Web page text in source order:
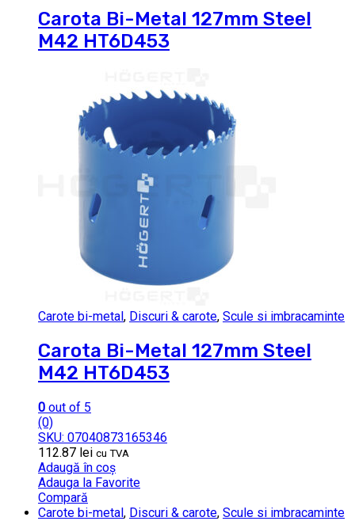
Carota Bi-Metal 127mm Steel
M42 HT6D453
Carote bi-metal, Discuri & carote, Scule si imbracaminte
Carota Bi-Metal 127mm Steel
M42 HT6D453
0 out of 5
(0)
SKU: 07040873165346
112.87 lei cu TVA
Adaugă în coș
Adauga la Favorite
Compară
Carote bi-metal, Discuri & carote, Scule si imbracaminte